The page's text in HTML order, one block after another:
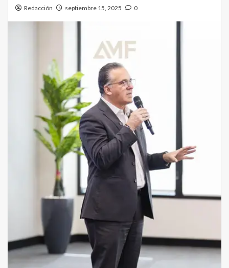
Redacción septiembre 15, 2025 0